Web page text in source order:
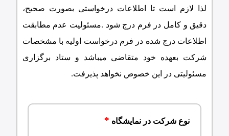
لذا لازم است تا اطلاعات درخواستی بصورت صحیح،
دقیق و کامل در فرم درج شود .مسئولیت عدم مطابقت
اطلاعات درج شده در فرم درخواست اولیه با مشخصات
شرکت بعهده خود متقاضی میباشد و ستاد برگزاری
مسئولیتی در اين خصوص نخواهد پذيرفت.
نوع شرکت در نمایشگاه